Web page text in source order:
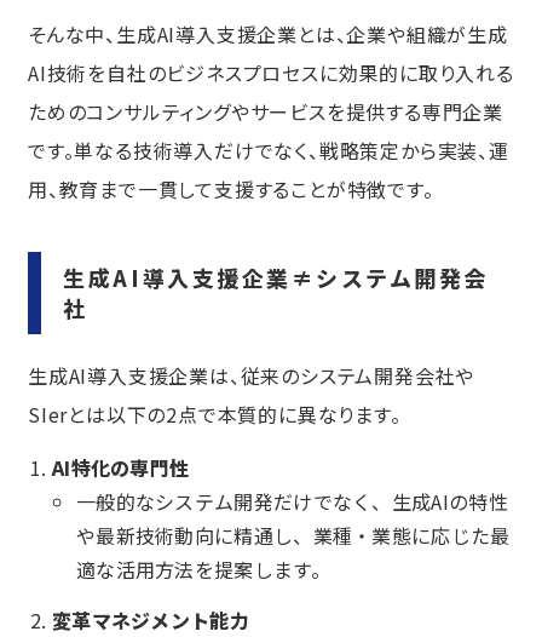
株式会社エンカラーズ
まとめ
AIを使える人材が社内にいない場合
そんな中、生成AI導入支援企業とは、企業や組織が生成
AI技術を自社のビジネスプロセスに効果的に取り入れる
ためのコンサルティングやサービスを提供する専門企業
です。単なる技術導入だけでなく、戦略策定から実装、運
用、教育まで一貫して支援することが特徴です。
生成AI導入支援企業≠システム開発会
社
生成AI導入支援企業は、従来のシステム開発会社や
SIerとは以下の2点で本質的に異なります。
AI特化の専門性
一般的なシステム開発だけでなく、生成AIの特性
や最新技術動向に精通し、業種・業態に応じた最
適な活用方法を提案します。
変革マネジメント能力